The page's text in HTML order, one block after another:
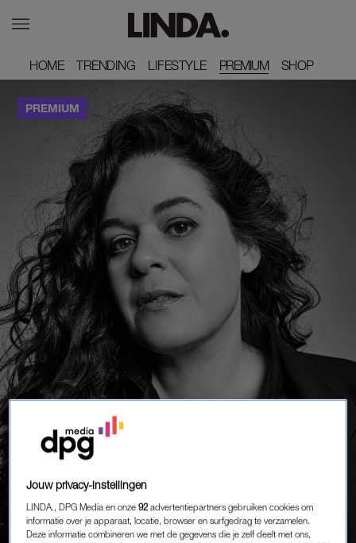
HOME
HOME TRENDING
TRENDING LIFESTYLE
LIFESTYLE PREMIUM SHOP
SHOP
CABARETIER KATINKA
POLDERMAN: ‘SLECHT
Jouw privacy-instellingen
LINDA., DPG Media en onze92 advertentiepartners gebruiken cookies om
informatie over je apparaat, locatie, browser en surfgedrag te verzamelen.
Deze informatie combineren we met de gegevens die je zelf deelt met ons,